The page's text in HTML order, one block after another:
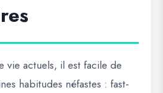
vie actuels, il est facile de
habitudes néfastes : fast-